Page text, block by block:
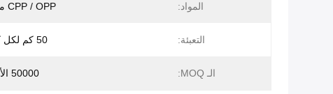
المواد: CPP / OPP مغلفة
التعبئة: 50 كم لكل كيس
الـ MOQ: 50000 الأكمام